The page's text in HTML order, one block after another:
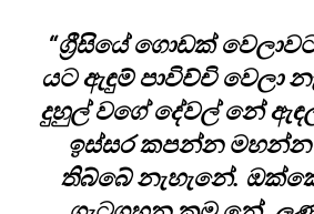
“ග්‍රීසියේ ගොඩක්
යට ඇඳුම් පාවිච්චි වෙලා
දුහුල් වගේ දේවල් නේ
ඉස්සර කපන්න
තිබ්බේ නැහැනේ.